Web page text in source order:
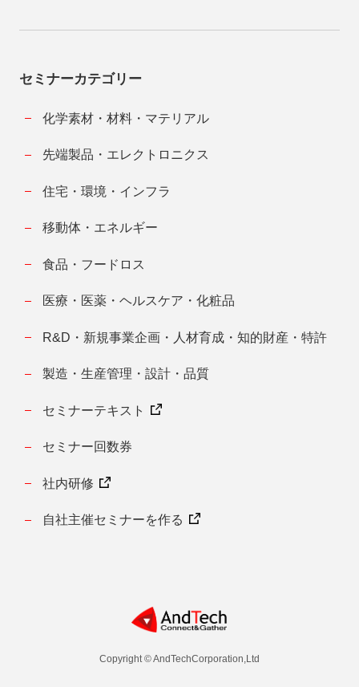
セミナーカテゴリー
化学素材・材料・マテリアル
先端製品・エレクトロニクス
住宅・環境・インフラ
移動体・エネルギー
食品・フードロス
医療・医薬・ヘルスケア・化粧品
R&D・新規事業企画・人材育成・知的財産・特許
製造・生産管理・設計・品質
セミナーテキスト
セミナー回数券
社内研修
自社主催セミナーを作る
Copyright © AndTechCorporation,Ltd